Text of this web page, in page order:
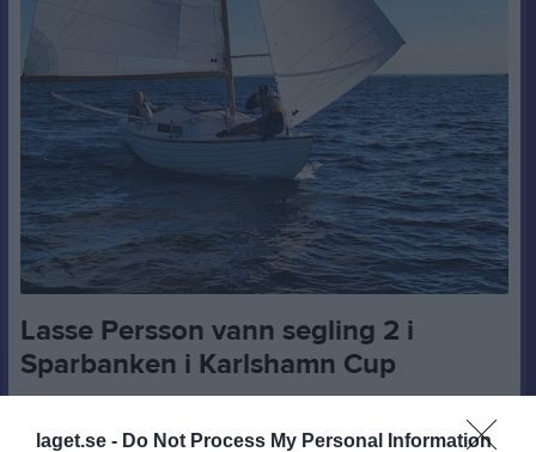
laget.se - Do Not Process My Personal Information
Lasse Persson vann segling 2 i
Sparbanken i Karlshamn Cup